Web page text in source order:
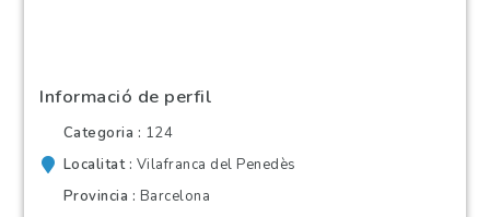
Informació de perfil
Categoria
124
Localitat Vilafranca del Penedès
Provincia
Barcelona